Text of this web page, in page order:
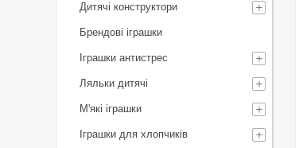
Дитячі конструктори
Брендові іграшки
Іграшки антистрес
Ляльки дитячі
М'які іграшки
Іграшки для хлопчиків